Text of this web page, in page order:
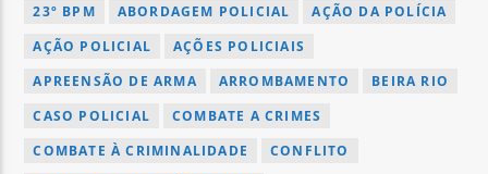
23º BPM
ABORDAGEM POLICIAL
AÇÃO DA POLÍCIA
AÇÃO POLICIAL
AÇÕES POLICIAIS
APREENSÃO DE ARMA
ARROMBAMENTO
BEIRA RIO
CASO POLICIAL
COMBATE A CRIMES
COMBATE À CRIMINALIDADE
CONFLITO